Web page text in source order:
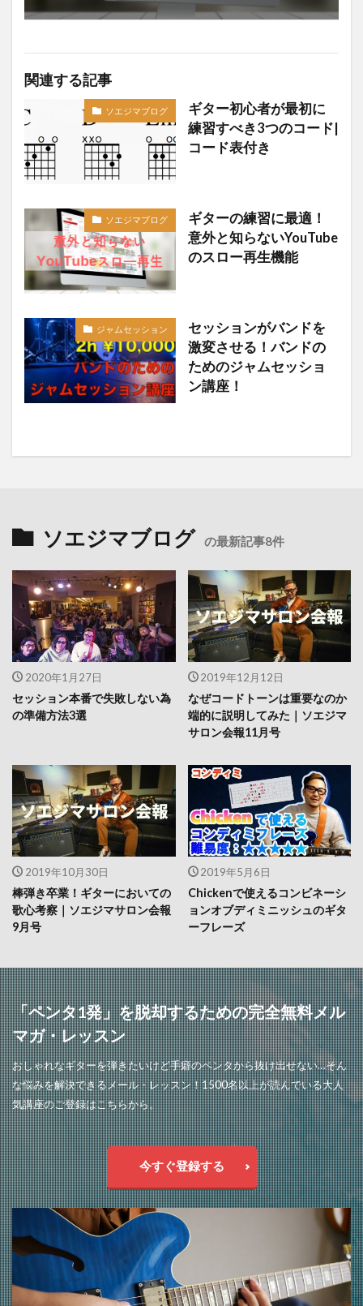
関連する記事
ソエジマブログ
ギター初心者が最初に
練習すべき3つのコード|
コード表付き
ソエジマブログ
ギターの練習に最適！
意外と知らないYouTube
のスロー再生機能
ジャムセッション
セッションがバンドを
激変させる！バンドの
ためのジャムセッショ
ン講座！
ソエジマブログ の最新記事8件
2020年1月27日
セッション本番で失敗しない為
の準備方法3選
2019年12月12日
なぜコードトーンは重要なのか
端的に説明してみた｜ソエジマ
サロン会報11月号
2019年10月30日
棒弾き卒業！ギターにおいての
歌心考察｜ソエジマサロン会報
9月号
2019年5月6日
Chickenで使えるコンビネーシ
ョンオブディミニッシュのギタ
ーフレーズ
「ペンタ1発」を脱却するための完全無料メル
マガ・レッスン
おしゃれなギターを弾きたいけど手癖のペンタから抜け出せない…そん
な悩みを解決できるメール・レッスン！1500名以上が読んでいる大人
気講座のご登録はこちらから。
今すぐ登録する